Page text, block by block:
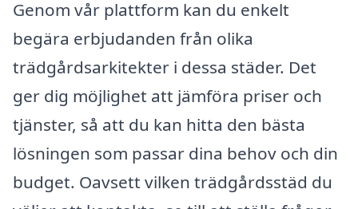
Genom vår plattform kan du enkelt
begära erbjudanden från olika
trädgårdsarkitekter i dessa städer. Det
ger dig möjlighet att jämföra priser och
tjänster, så att du kan hitta den bästa
lösningen som passar dina behov och din
budget. Oavsett vilken trädgårdsstäd du